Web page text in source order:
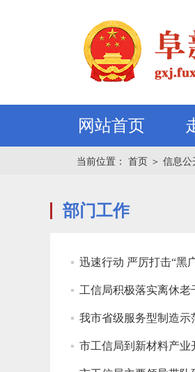
网站首页
当前位置： 首页 ＞ 信息公
部门工作
迅速行动 严厉打击“黑
工信局积极落实离休老
我市省级服务型制造示
市工信局到新材料产业